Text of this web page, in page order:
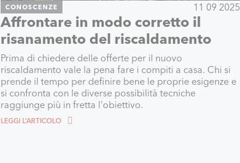
CONOSCENZE 11 09 2025
Affrontare in modo corretto il
risanamento del riscaldamento
Prima di chiedere delle offerte per il nuovo
riscaldamento vale la pena fare i compiti a casa. Chi si
prende il tempo per definire bene le proprie esigenze e
si confronta con le diverse possibilità tecniche
raggiunge più in fretta l'obiettivo.
LEGGI L’ARTICOLO